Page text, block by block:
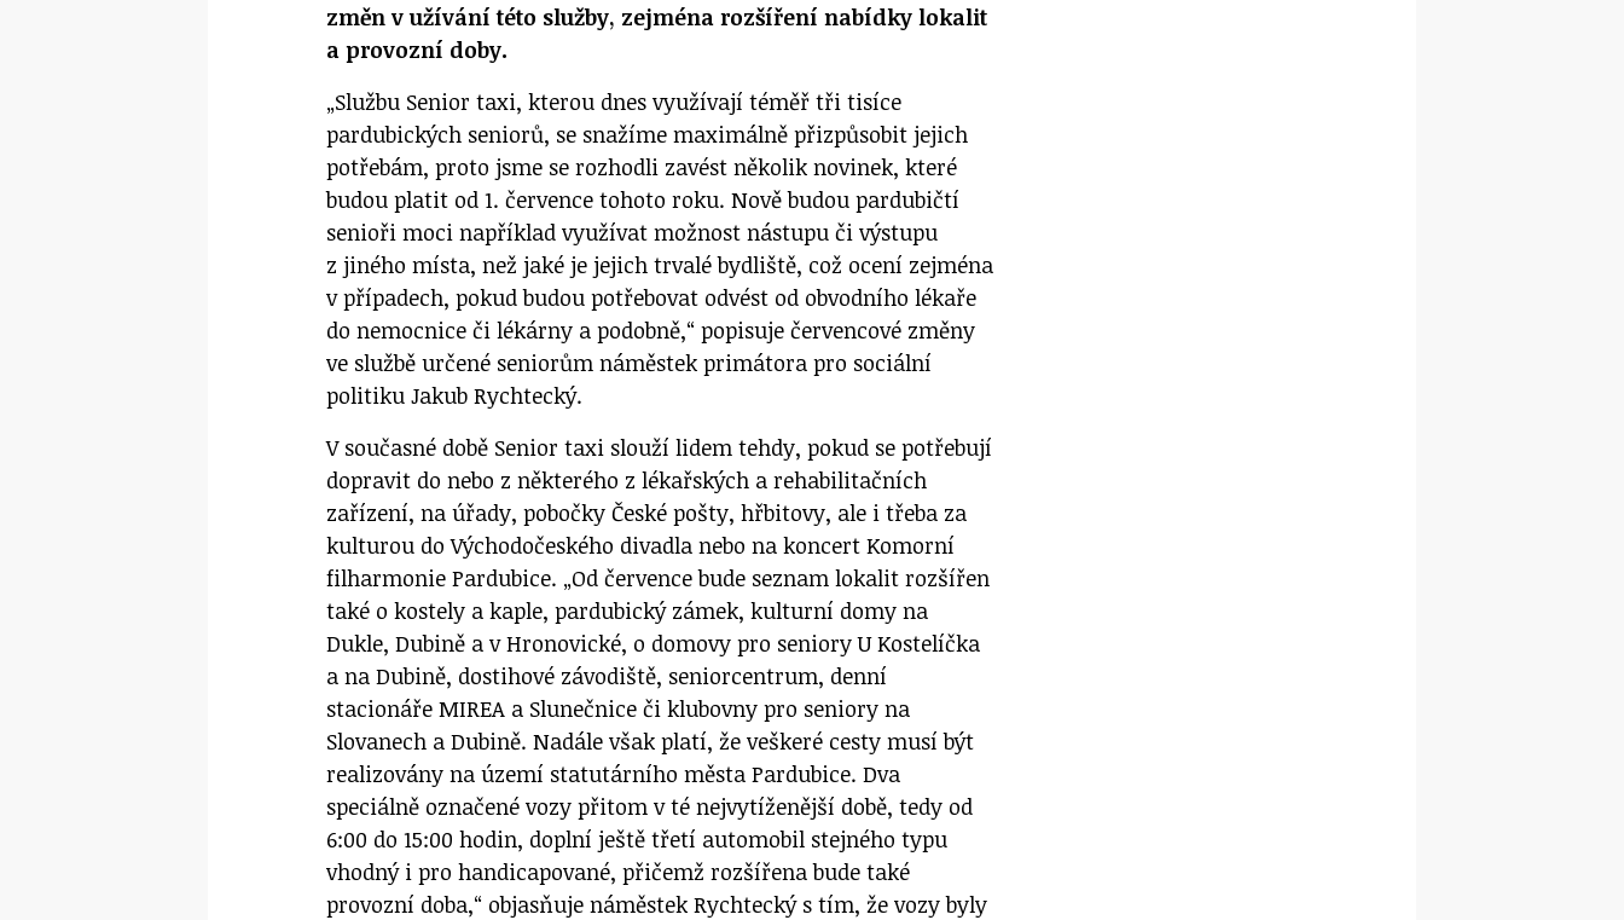
změn v užívání této služby, zejména rozšíření nabídky lokalit
a provozní doby.
„Službu Senior taxi, kterou dnes využívají téměř tři tisíce
pardubických seniorů, se snažíme maximálně přizpůsobit jejich
potřebám, proto jsme se rozhodli zavést několik novinek, které
budou platit od 1. července tohoto roku. Nově budou pardubičtí
senioři moci například využívat možnost nástupu či výstupu
z jiného místa, než jaké je jejich trvalé bydliště, což ocení zejména
v případech, pokud budou potřebovat odvést od obvodního lékaře
do nemocnice či lékárny a podobně,“ popisuje červencové změny
ve službě určené seniorům náměstek primátora pro sociální
politiku Jakub Rychtecký.
V současné době Senior taxi slouží lidem tehdy, pokud se potřebují
dopravit do nebo z některého z lékařských a rehabilitačních
zařízení, na úřady, pobočky České pošty, hřbitovy, ale i třeba za
kulturou do Východočeského divadla nebo na koncert Komorní
filharmonie Pardubice. „Od července bude seznam lokalit rozšířen
také o kostely a kaple, pardubický zámek, kulturní domy na
Dukle, Dubině a v Hronovické, o domovy pro seniory U Kostelíčka
a na Dubině, dostihové závodiště, seniorcentrum, denní
stacionáře MIREA a Slunečnice či klubovny pro seniory na
Slovanech a Dubině. Nadále však platí, že veškeré cesty musí být
realizovány na území statutárního města Pardubice. Dva
speciálně označené vozy přitom v té nejvytíženější době, tedy od
6:00 do 15:00 hodin, doplní ještě třetí automobil stejného typu
vhodný i pro handicapované, přičemž rozšířena bude také
provozní doba,“ objasňuje náměstek Rychtecký s tím, že vozy byly